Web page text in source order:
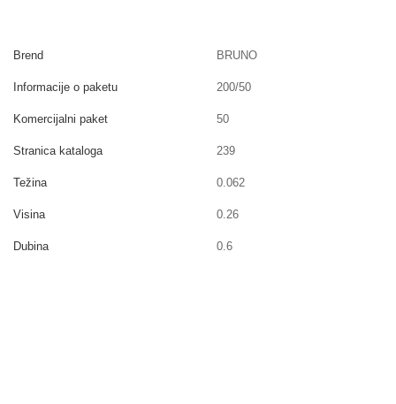
Brend BRUNO
Informacije o paketu 200/50
Komercijalni paket 50
Stranica kataloga 239
Težina 0.062
Visina 0.26
Dubina 0.6